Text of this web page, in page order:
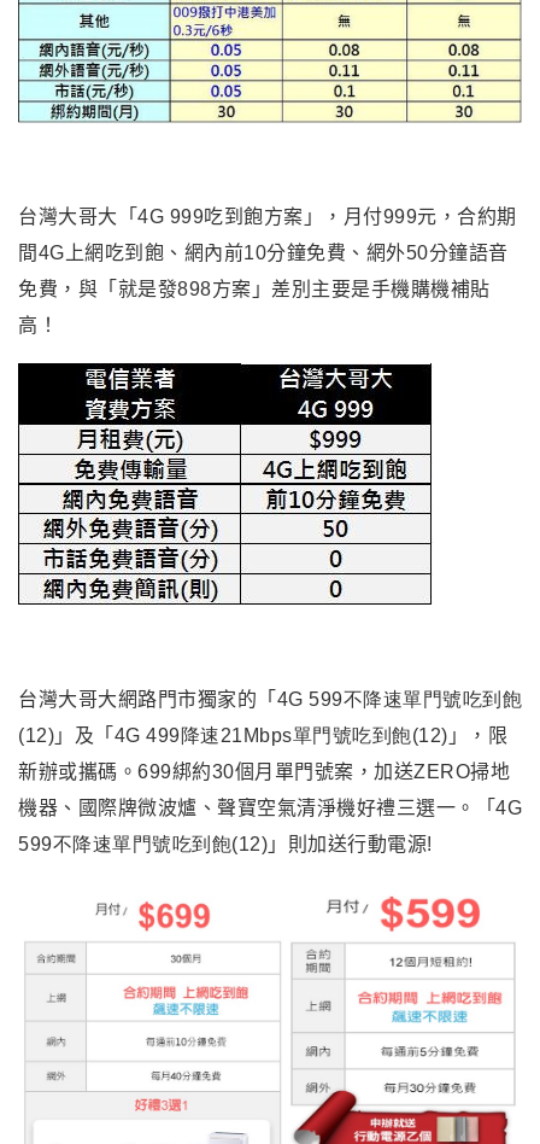
台灣大哥大「4G 999吃到飽方案」，月付999元，合約期
間4G上網吃到飽、網內前10分鐘免費、網外50分鐘語音
免費，與「就是發898方案」差別主要是手機購機補貼
高！
台灣大哥大網路門市獨家的「 4G 599不降速單門號吃到飽
(12) 」及「 4G 499降速21Mbps單門號吃到飽(12) 」，限
新辦或攜碼。699綁約30個月單門號案，加送ZERO掃地
機器、國際牌微波爐、聲寶空氣清淨機好禮三選一。「 4G
599不降速單門號吃到飽(12) 」則加送行動電源!